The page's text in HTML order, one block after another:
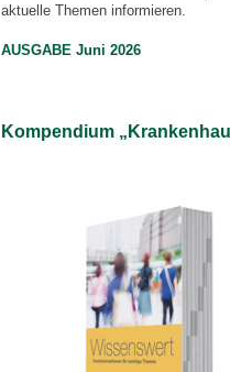
aktuelle Themen informieren.
AUSGABE Juni 2026
Kompendium